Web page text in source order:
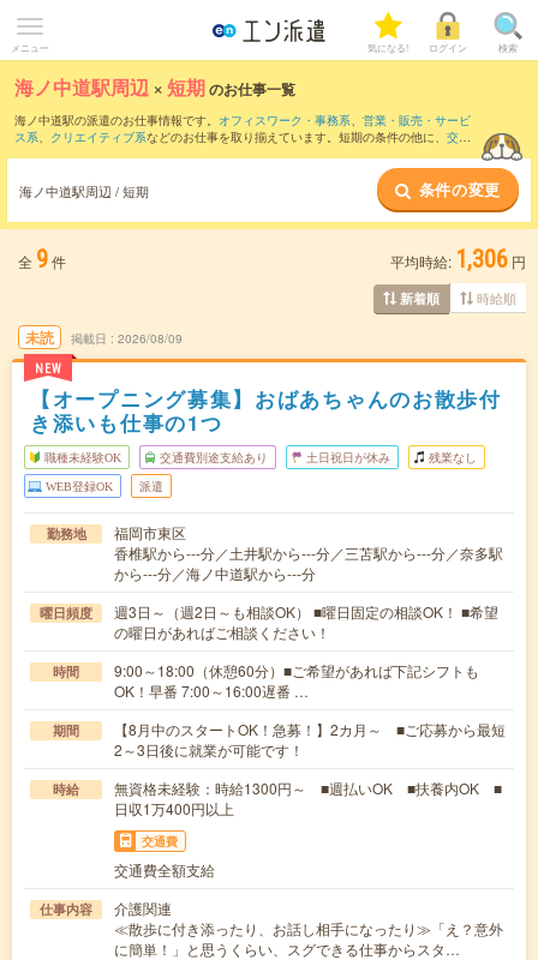
メニュー 気になる! ログイン 検索
海ノ中道駅周辺 ×短期のお仕事一覧
海ノ中道駅の派遣のお仕事情報です。 オフィスワーク・事務系、 営業・販売・サービ
ス系、 クリエイティブ系などのお仕事を取り揃えています。短期の条件の他に、 交通
海ノ中道駅周辺 / 短期 条件の変更
全 9件 平均時給: 1,306 円
新着順 時給順
未読
NEW
掲載日 2026/08/09
【オープニング募集】おばあちゃんのお散歩付
き添いも仕事の1つ
職種未経験OK 交通費別途支給あり 土日祝日が休み 残業なし
WEB登録OK 派遣
勤務地
福岡市東区
香椎駅から---分／土井駅から---分／三苫駅から---分／奈多駅
から---分／海ノ中道駅から---分
曜日頻度
週3日～（週2日～も相談OK） ■曜日固定の相談OK！ ■希望
の曜日があればご相談ください！
時間
9:00～18:00（休憩60分）■ご希望があれば下記シフトも
OK！早番 7:00～16:00遅番 …
期間
【8月中のスタートOK！急募！】2カ月～ ■ご応募から最短
2～3日後に就業が可能です！
時給
無資格未経験：時給1300円～ ■週払いOK ■扶養内OK ■
日収1万400円以上
交通費
交通費全額支給
仕事内容
介護関連
≪散歩に付き添ったり、お話し相手になったり≫「え？意外
に簡単！」と思うくらい、スグできる仕事からスタ…